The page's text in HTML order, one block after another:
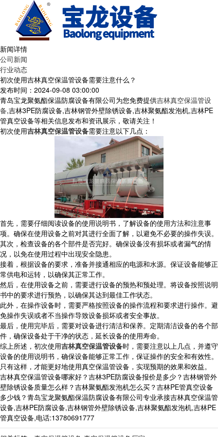
新闻详情
公司新闻
行业动态
初次使用吉林真空保温管设备需要注意什么？
发布时间：2024-09-08 03:00:00
青岛宝龙聚氨酯保温防腐设备有限公司为您免费提供吉林真空保温管设
备,吉林3PE防腐设备,吉林钢管外壁除锈设备,吉林聚氨酯发泡机,吉林PE
管真空设备等相关信息发布和资讯展示，敬请关注！
初次使用吉林真空保温管设备需要注意以下几点：
首先，需要仔细阅读设备的使用说明书，了解设备的使用方法和注意事
项。确保在使用设备之前对其进行全面了解，以避免不必要的操作失误。
其次，检查设备的各个部件是否完好。确保设备没有损坏或者漏气的情
况，以免在使用过程中出现安全隐患。
接着，根据设备的要求，准备并接通相应的电源和水源。保证设备能够正
常供电和运转，以确保其正常工作。
然后，在使用设备之前，需要进行设备的预热和预处理。将设备按照说明
书中的要求进行预热，以确保其达到最佳工作状态。
此外，在操作设备时，需要严格按照设备的操作流程和要求进行操作。避
免操作失误或者不当操作导致设备损坏或者安全事故。
最后，使用完毕后，需要对设备进行清洁和保养。定期清洁设备的各个部
件，确保设备处于干净的状态，延长设备的使用寿命。
综上所述，初次使用吉林真空保温管设备时，需要注意以上几点，并遵守
设备的使用说明书，确保设备能够正常工作，保证操作的安全和有效性。
只有这样，才能更好地使用真空保温管设备，实现预期的效果和效益。
吉林真空保温管设备哪家好？吉林3PE防腐设备报价是多少？吉林钢管外
壁除锈设备质量怎么样？吉林聚氨酯发泡机怎么买？吉林PE管真空设备
多少钱？青岛宝龙聚氨酯保温防腐设备有限公司专业承接吉林真空保温管
设备,吉林PE防腐设备,吉林钢管外壁除锈设备,吉林聚氨酯发泡机,吉林PE
管真空设备,电话:13780691777